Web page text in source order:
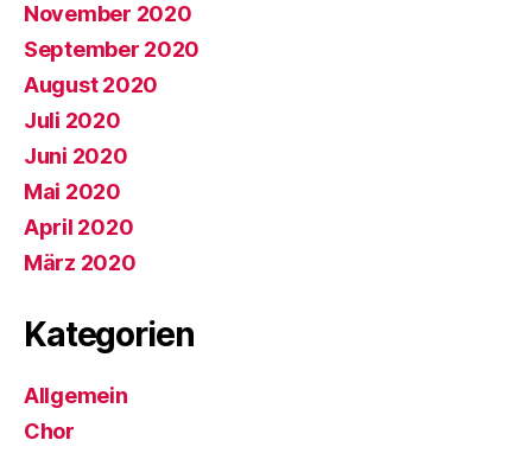
November 2020
September 2020
August 2020
Juli 2020
Juni 2020
Mai 2020
April 2020
März 2020
Kategorien
Allgemein
Chor